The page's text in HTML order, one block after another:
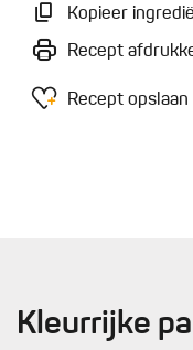
Kopieer
Recept
Recept opslaan
Kleurrijke